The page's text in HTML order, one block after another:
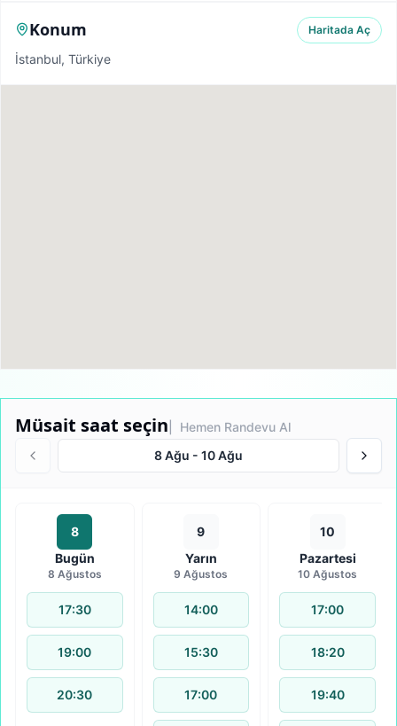
Konum
İstanbul, Türkiye
Haritada Aç
Müsait saat seçin | Hemen Randevu Al
8 Ağu - 10 Ağu
8
Bugün
8 Ağustos
17:30
19:00
20:30
9
Yarın
9 Ağustos
14:00
15:30
17:00
10
Pazartesi
10 Ağustos
17:00
18:20
19:40